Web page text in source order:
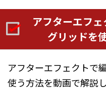
アフターエフ
グリッドを
アフターエフェクトで
使う方法を動画で解説し